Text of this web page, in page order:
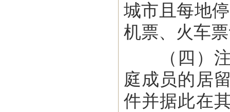
城市且每地
机票、火车
（四）注
庭成员的居
件并据此在